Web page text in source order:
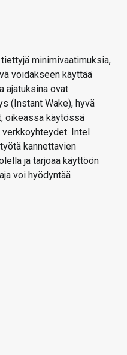
minimivaatimuksia,
voidakseen käyttää
ajatuksina ovat
(Instant Wake), hyvä
oikeassa käytössä
Intel
kannettavien
ja tarjoaa käyttöön
voi hyödyntää